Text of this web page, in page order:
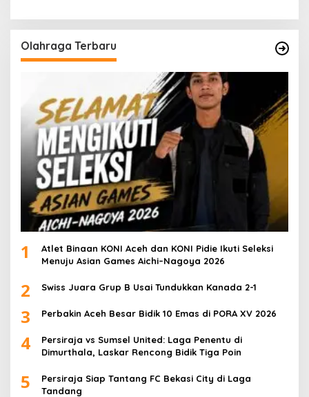
Olahraga Terbaru
1
Atlet Binaan KONI Aceh dan KONI Pidie Ikuti Seleksi
Menuju Asian Games Aichi–Nagoya 2026
2 Swiss Juara Grup B Usai Tundukkan Kanada 2-1
3 Perbakin Aceh Besar Bidik 10 Emas di PORA XV 2026
4
Persiraja vs Sumsel United: Laga Penentu di
Dimurthala, Laskar Rencong Bidik Tiga Poin
5
Persiraja Siap Tantang FC Bekasi City di Laga
Tandang